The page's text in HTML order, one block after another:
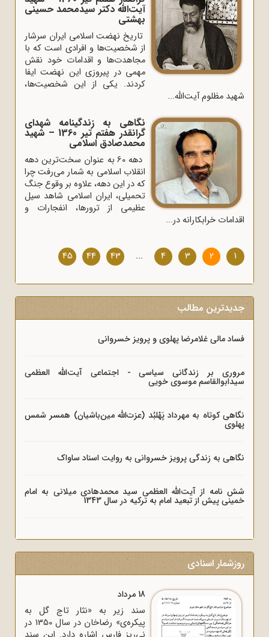
آیت‌الله دکتر سیدمحمد حسینی
بهشتی
تاریخ نهضت اسلامی ایران سرشار
از شخصیت‌ها و افرادی است که با
مجاهدت‌ها و اقدامات خود نقش
مهمی در پیروزی این نهضت ایفا
کردند. یکی از این شخصیت‌ها،
شهید مظلوم آیت‌الله...
نگاهی به زندگینامه شهدای
گرانقدر هفتم تیر 1360 – شهید
محمدصادق اسلامی
دهه 60 به عنوان سخت‌ترین دهه
انقلاب اسلامی به شمار می‌رفت چرا
که در این دهه، علاوه بر وقوع جنگ
تحمیلی، ایران اسلامی شاهد سیل
عظیمی از ترورها، انفجارات و
اقدامات خرابکارانه در...
1
2
3
4
...
43
44
45
جدیدترین مطالب
فساد مالی غلامرضا پهلوی و پرویز خسروانی
مروری بر زندگانی سیاسی - اجتماعی آیت‌الله العظمی
سیدابوالقاسم موسوی خویی
نگاهی کوتاه به مهرداد پَهْلبُد (عزت‌الله مین‌باشیان) همسر شمس
پهلوی
نگاهی به زندگی پرویز خسروانی به روایت اسناد ساواک
شش نامه از آیت‌الله العظمی سید محمدهادی میلانی به امام
خمینی پیش از تبعید امام به ترکیه در سال 1343
روزشمار اسنادی
18 مرداد
سند زیر به «نثار تاج گل به
پیکره‌ی» رضاخان در سال 1350 در